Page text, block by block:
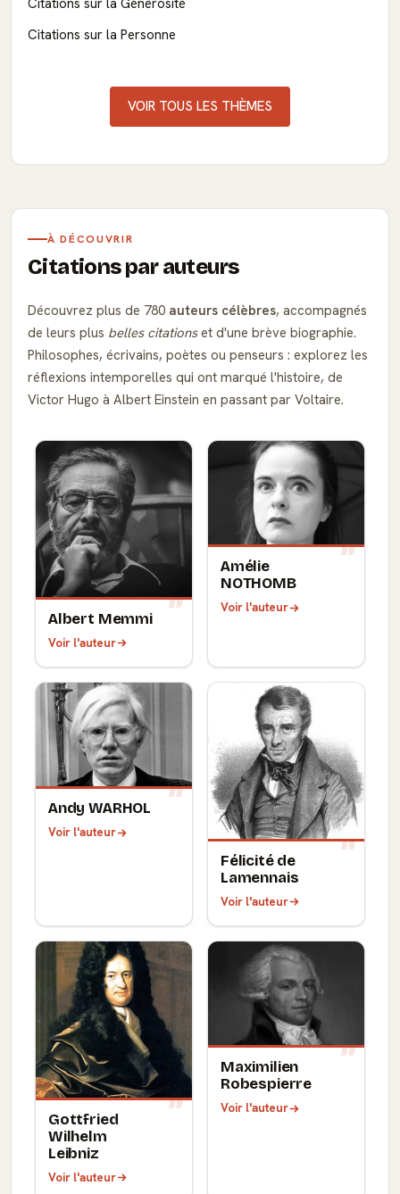
Citations sur la Personne
VOIR TOUS LES THÈMES
À DÉCOUVRIR
Citations par auteurs
Découvrez plus de 780 auteurs célèbres, accompagnés
de leurs plus belles citationset d'une brève biographie.
Philosophes, écrivains, poètes ou penseurs : explorez les
réflexions intemporelles qui ont marqué l'histoire, de
Victor Hugo à Albert Einstein en passant par Voltaire.
Albert Memmi
Voir l'auteur
Amélie
NOTHOMB
Voir l'auteur
Andy WARHOL
Voir l'auteur
Félicité de
Lamennais
Voir l'auteur
Gottfried
Wilhelm
Leibniz
Voir l'auteur
Maximilien
Robespierre
Voir l'auteur